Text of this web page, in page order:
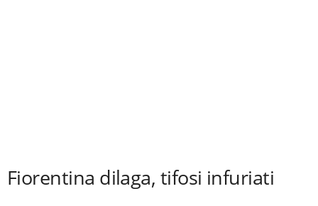
Fiorentina dilaga, tifosi infuriati